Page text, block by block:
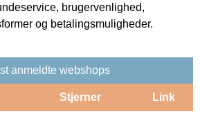
brugervenlighed,
og betalingsmuligheder.
anmeldte webshops
Stjerner Link